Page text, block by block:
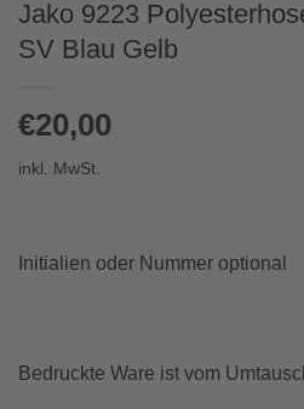
Jako 9223
SV Blau Gelb
€20,00
inkl. MwSt.
Initialien oder Nummer optional
Bedruckte Ware ist vom